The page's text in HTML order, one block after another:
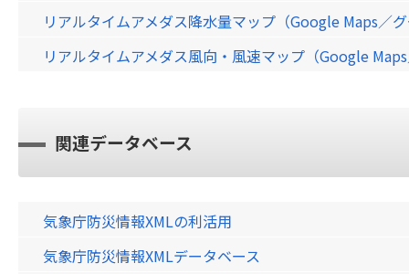
リアルタイムアメダス降水量マップ（Google Maps／
リアルタイムアメダス風向・風速マップ（Google
関連データベース
気象庁防災情報XMLの利活用
気象庁防災情報XMLデータベース